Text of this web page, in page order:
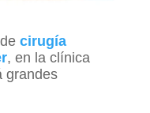
cirugía
, en la clínica
grandes